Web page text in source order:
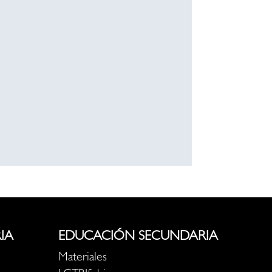
EDUCACIÓN SECUNDARIA
Materiales